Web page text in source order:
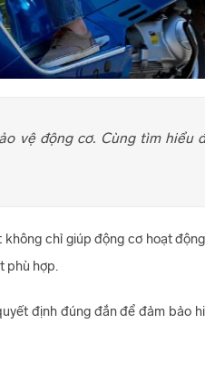
vệ động cơ. Cùng tìm hiểu
chỉ giúp động cơ hoạt
phù hợp.
định đúng đắn để đảm bảo